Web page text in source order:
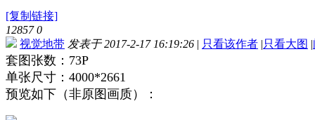
[复制链接]
12857 0
视觉地带 发表于 2017-2-17 16:19:26 | 只看该作者 |只看大图 |
套图张数：73P
单张尺寸：4000*2661
预览如下（非原图画质）：